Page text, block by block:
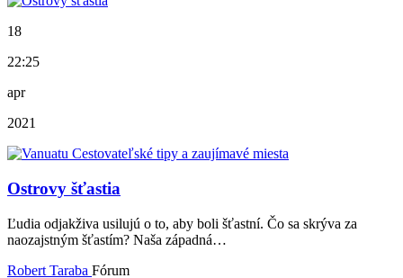
18
22:25
apr
2021
Ostrovy šťastia
Ľudia odjakživa usilujú o to, aby boli šťastní. Čo sa skrýva za
naozajstným šťastím? Naša západná…
Robert Taraba Fórum